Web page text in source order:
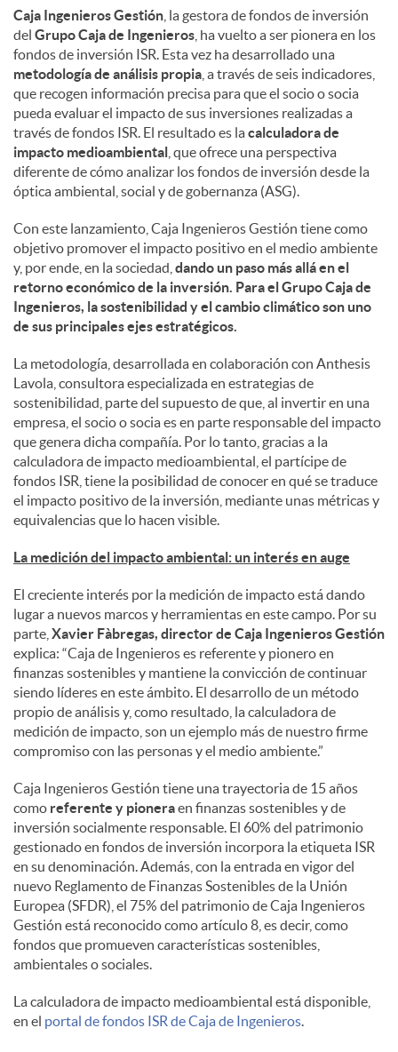
n
t
e
n
i
d
o
s
Caja Ingenieros Gestión , la gestora de fondos de inversión
del Grupo Caja de Ingenieros , ha vuelto a ser pionera en los
fondos de inversión ISR. Esta vez ha desarrollado una
metodología de análisis propia , a través de seis indicadores,
que recogen información precisa para que el socio o socia
pueda evaluar el impacto de sus inversiones realizadas a
través de fondos ISR. El resultado es lacalculadora de
impacto medioambiental , que ofrece una perspectiva
diferente de cómo analizar los fondos de inversión desde la
óptica ambiental, social y de gobernanza (ASG).
Con este lanzamiento, Caja Ingenieros Gestión tiene como
objetivo promover el impacto positivo en el medio ambiente
y, por ende, en la sociedad, dando un paso más allá en el
retorno económico de la inversión. Para el Grupo Caja de
Ingenieros, la sostenibilidad y el cambio climático son uno
de sus principales ejes estratégicos.
La metodología, desarrollada en colaboración con Anthesis
Lavola, consultora especializada en estrategias de
sostenibilidad, parte del supuesto de que, al invertir en una
empresa, el socio o socia es en parte responsable del impacto
que genera dicha compañía. Por lo tanto, gracias a la
calculadora de impacto medioambiental, el partícipe de
fondos ISR, tiene la posibilidad de conocer en qué se traduce
el impacto positivo de la inversión, mediante unas métricas y
equivalencias que lo hacen visible.
La medición del impacto ambiental: un interés en auge
El creciente interés por la medición de impacto está dando
lugar a nuevos marcos y herramientas en este campo. Por su
parte, Xavier Fàbregas, director de Caja Ingenieros Gestión
explica: “Caja de Ingenieros es referente y pionero en
finanzas sostenibles y mantiene la convicción de continuar
siendo líderes en este ámbito. El desarrollo de un método
propio de análisis y, como resultado, la calculadora de
medición de impacto, son un ejemplo más de nuestro firme
compromiso con las personas y el medio ambiente.”
Caja Ingenieros Gestión tiene una trayectoria de 15 años
como referente y pioneraen finanzas sostenibles y de
inversión socialmente responsable. El 60% del patrimonio
gestionado en fondos de inversión incorpora la etiqueta ISR
en su denominación. Además, con la entrada en vigor del
nuevo Reglamento de Finanzas Sostenibles de la Unión
Europea (SFDR), el 75% del patrimonio de Caja Ingenieros
Gestión está reconocido como artículo 8, es decir, como
fondos que promueven características sostenibles,
ambientales o sociales.
La calculadora de impacto medioambiental está disponible,
en el portal de fondos ISR de Caja de Ingenieros.